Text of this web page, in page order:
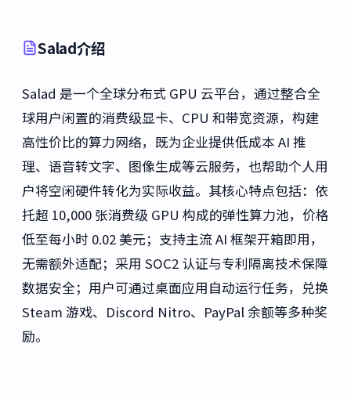
Salad介绍
Salad 是一个全球分布式 GPU 云平台，通过整合全
球用户闲置的消费级显卡、CPU 和带宽资源，构建
高性价比的算力网络，既为企业提供低成本 AI 推
理、语音转文字、图像生成等云服务，也帮助个人用
户将空闲硬件转化为实际收益。其核心特点包括：依
托超 10,000 张消费级 GPU 构成的弹性算力池，价格
低至每小时 0.02 美元；支持主流 AI 框架开箱即用，
无需额外适配；采用 SOC2 认证与专利隔离技术保障
数据安全；用户可通过桌面应用自动运行任务，兑换
Steam 游戏、Discord Nitro、PayPal 余额等多种奖
励。